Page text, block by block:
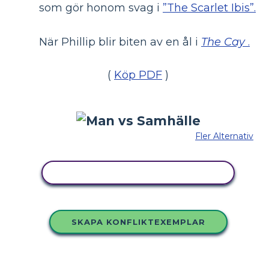
som gör honom svag i ”The Scarlet Ibis”.
När Phillip blir biten av en ål i The Cay.
( Köp PDF )
Fler Alternativ
SKAPA KONFLIKTEXEMPLAR